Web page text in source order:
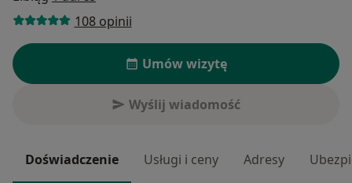
108 opinii
Umów wizytę
Wyślij wiadomość
Doświadczenie Usługi i ceny Adresy